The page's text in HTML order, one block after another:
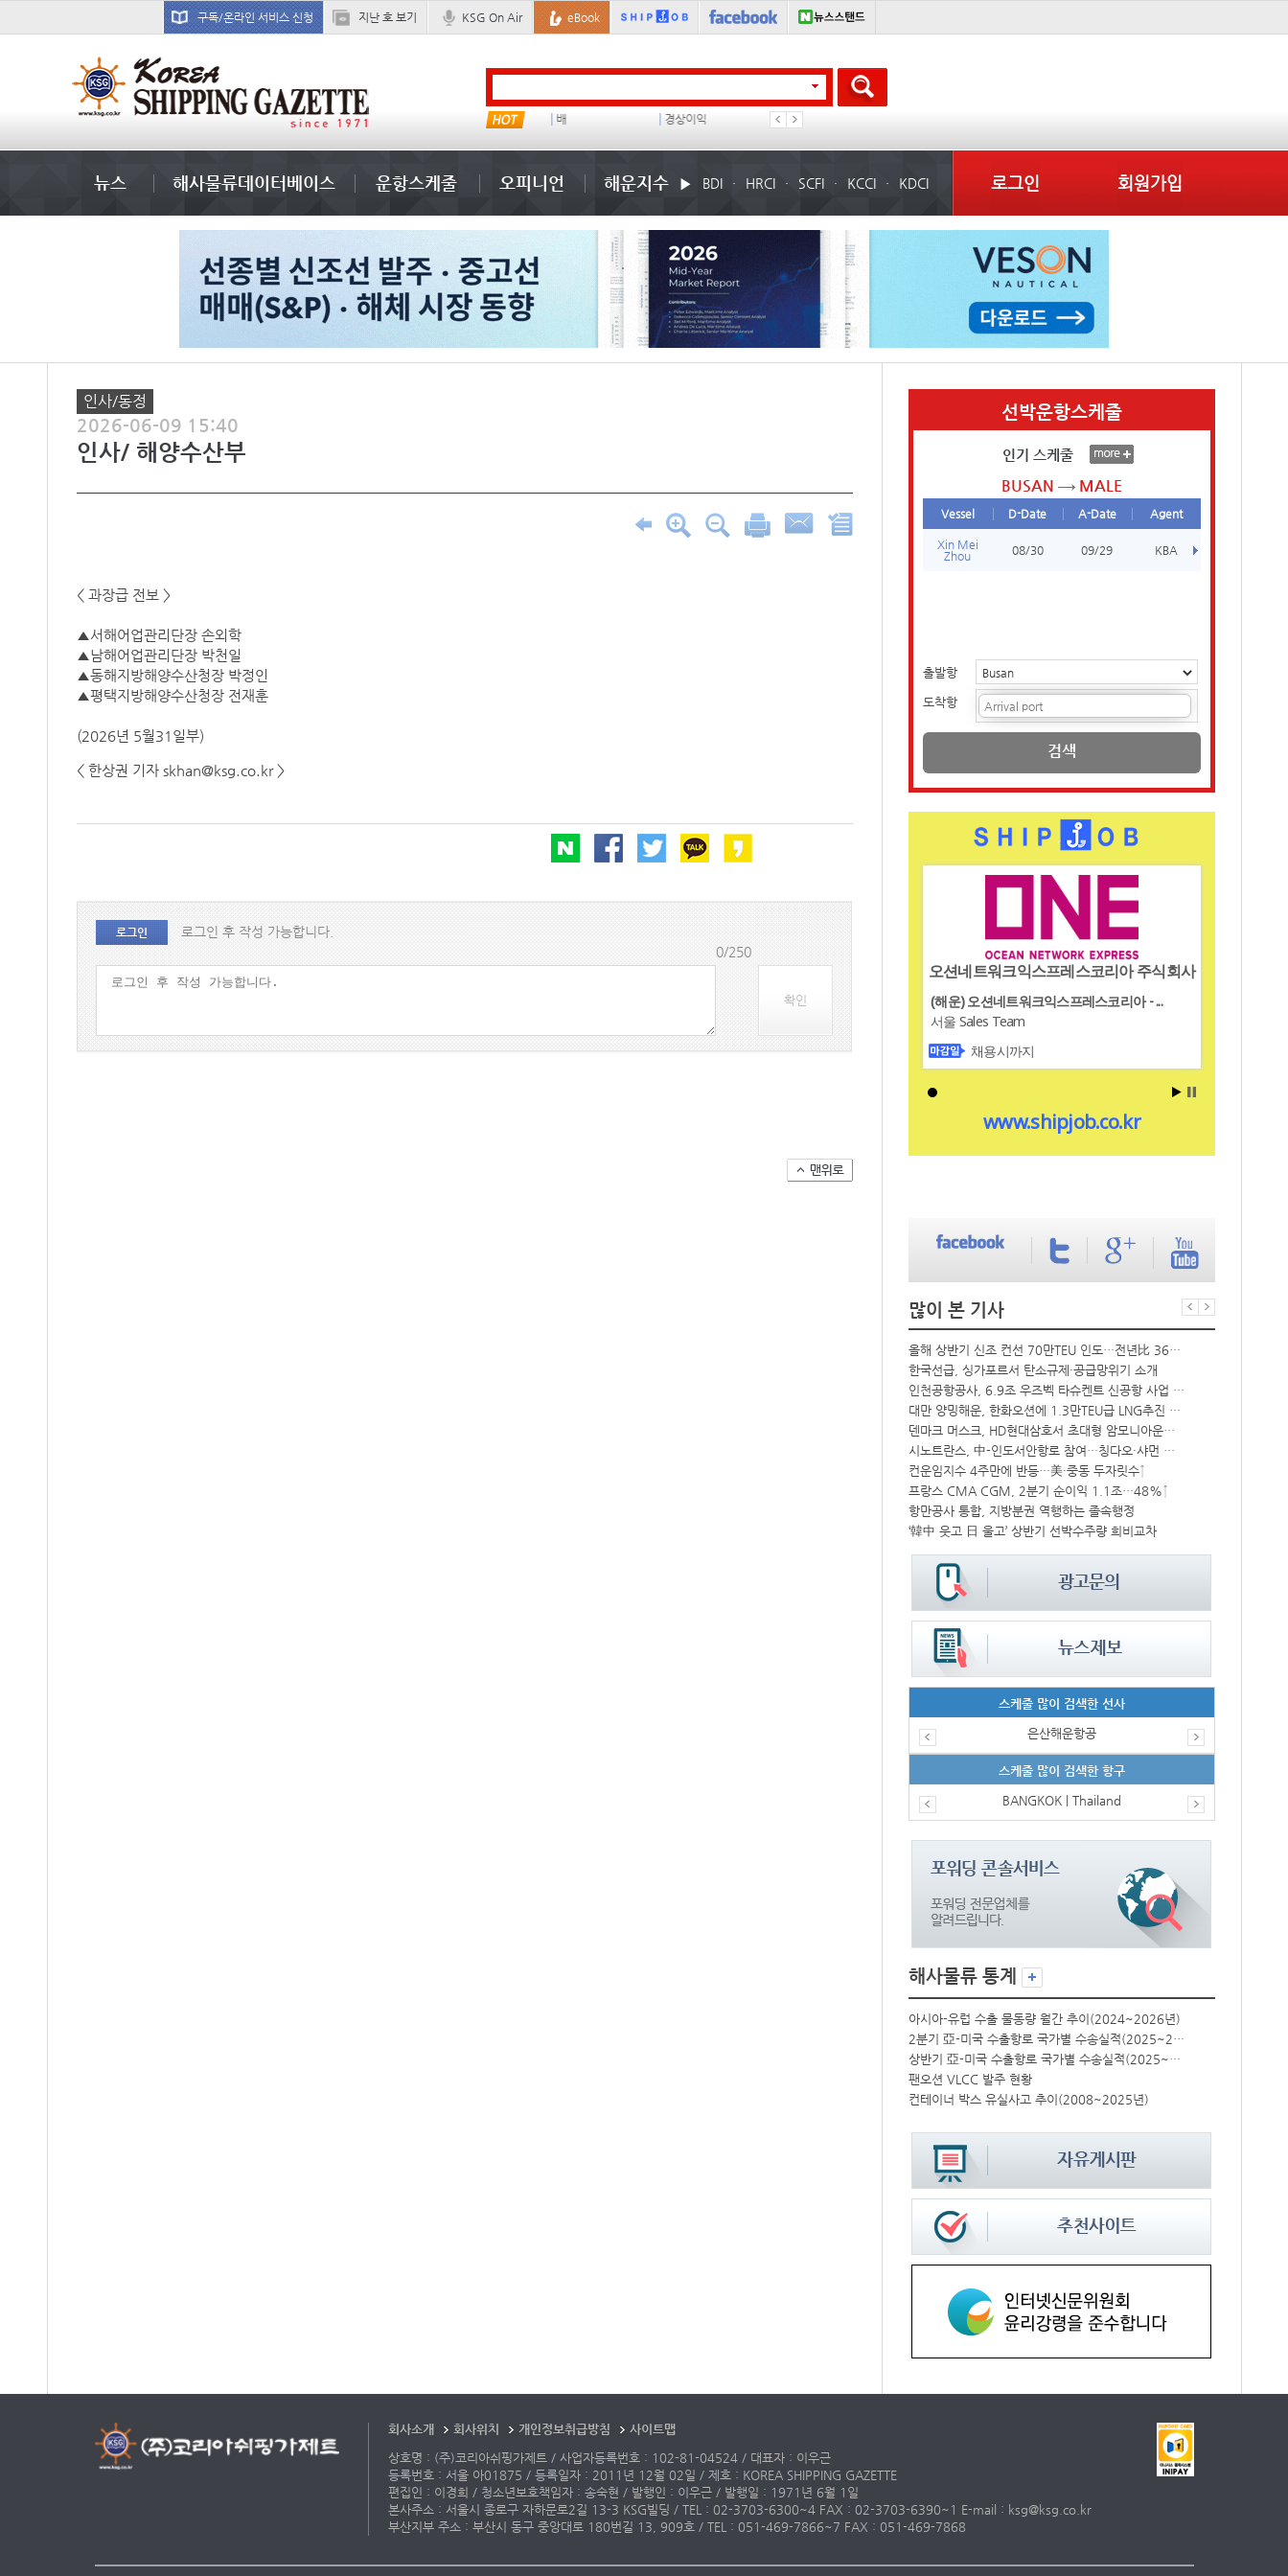
구독/온라인 서비스 신청 지난 호 보기 KSG On Air eBook
부산신항 이란 mou 배 경상이익 미국
뉴스 해사물류데이터베이스 운항스케줄 오피니언 해운지수 BDI HRCI SCFI KCCI KDCI 로그인 회원가입
인사/동정
2026-06-09 15:40
인사/ 해양수산부
< 과장급 전보 >
▲서해어업관리단장 손외학
▲남해어업관리단장 박천일
▲동해지방해양수산청장 박정인
▲평택지방해양수산청장 전재훈
(2026년 5월31일부)
< 한상권 기자 skhan@ksg.co.kr >
로그인
로그인 후 작성 가능합니다.
0/250
확인
선박운항스케줄
인기 스케줄
BUSAN MALE
Vessel D-Date A-Date Agent
Xin Mei
Zhou
08/30 09/29 KBA
출발항
도착항
검색
많이 본 기사
올해 상반기 신조 컨선 70만TEU 인도…전년比 36% 감소
한국선급, 싱가포르서 탄소규제·공급망위기 소개
인천공항공사, 6.9조 우즈벡 타슈켄트 신공항 사업 참여
대만 양밍해운, 한화오션에 1.3만TEU급 LNG추진 컨선 6척 발주
덴마크 머스크, HD현대삼호서 초대형 암모니아운반선 인도받아
시노트란스, 中-인도서안항로 참여…칭다오·샤먼 직항
컨운임지수 4주만에 반등…美·중동 두자릿수↑
프랑스 CMA CGM, 2분기 순이익 1.1조…48%↑
항만공사 통합, 지방분권 역행하는 졸속행정
‘韓中 웃고 日 울고’ 상반기 선박수주량 희비교차
스케줄 많이 검색한 선사
은산해운항공
스케줄 많이 검색한 항구
BANGKOK | Thailand
해사물류 통계
아시아-유럽 수출 물동량 월간 추이(2024~2026년)
2분기 亞-미국 수출항로 국가별 수송실적(2025~2026년)
상반기 亞-미국 수출항로 국가별 수송실적(2025~2026년)
팬오션 VLCC 발주 현황
컨테이너 박스 유실사고 추이(2008~2025년)
회사소개 회사위치 개인정보취급방침
사이트맵
상호명 : (주)코리아쉬핑가제트 / 사업자등록번호 : 102-81-04524 / 대표자 : 이우근
등록번호 : 서울 아01875 / 등록일자 : 2011년 12월 02일 / 제호 : KOREA SHIPPING GAZETTE
편집인 : 이경희 / 청소년보호책임자 : 송숙현 / 발행인 : 이우근 / 발행일 : 1971년 6월 1일
본사주소 : 서울시 종로구 자하문로2길 13-3 KSG빌딩 / TEL : 02-3703-6300~4 FAX : 02-3703-6390~1 E-mail : ksg@ksg.co.kr
부산지부 주소 : 부산시 동구 중앙대로 180번길 13, 909호 / TEL : 051-469-7866~7 FAX : 051-469-7868